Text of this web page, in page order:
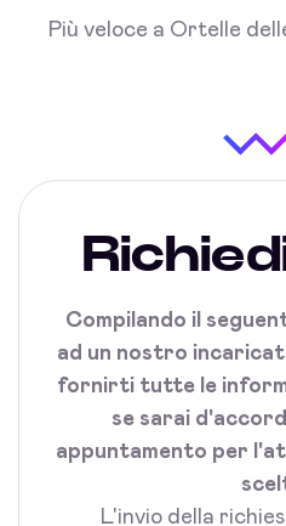
Più veloce a Ortelle
Compilando il
ad un nostro
fornirti tutte le
se sarai
appuntamento per
L'invio della